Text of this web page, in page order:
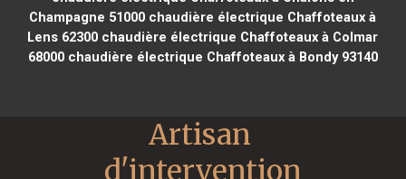
Champagne 51000 chaudière électrique Chaffoteaux à
Lens 62300 chaudière électrique Chaffoteaux à Colmar
68000chaudière électrique Chaffoteaux à Bondy 93140
Artisan
d'intervention